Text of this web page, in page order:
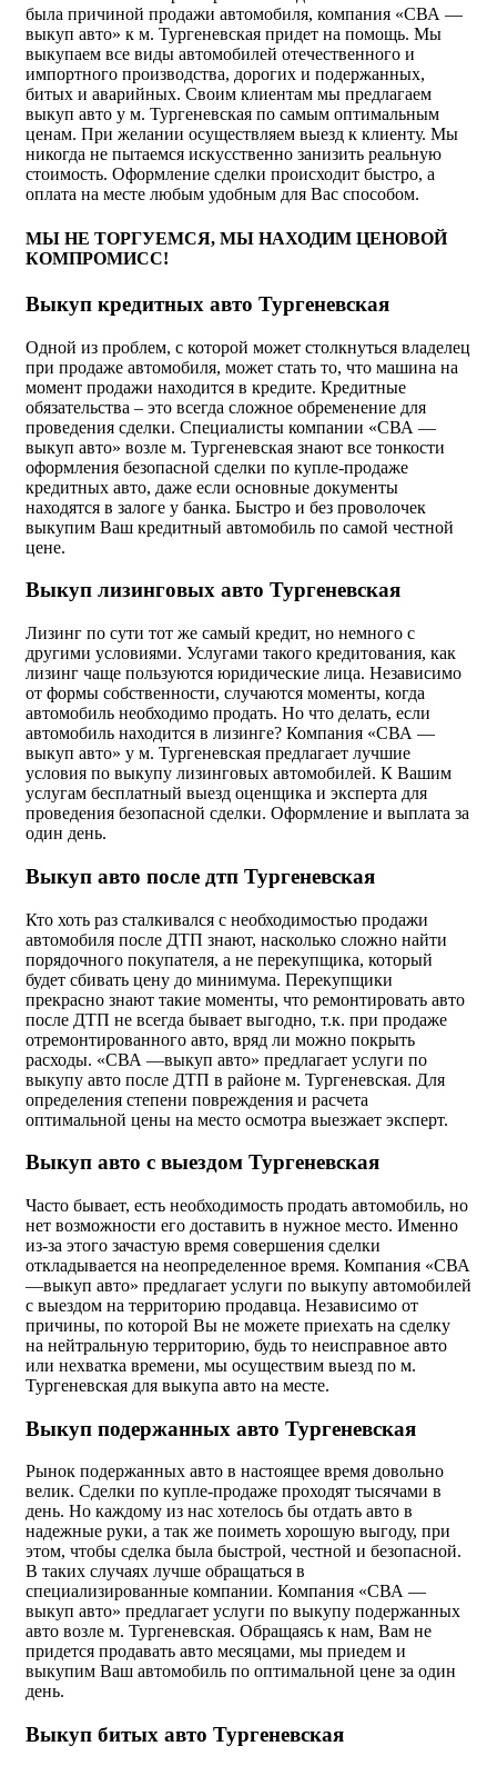
была причиной продажи автомобиля, компания «СВА —
выкуп авто» к м. Тургеневская придет на помощь. Мы
выкупаем все виды автомобилей отечественного и
импортного производства, дорогих и подержанных,
битых и аварийных. Своим клиентам мы предлагаем
выкуп авто у м. Тургеневская по самым оптимальным
ценам. При желании осуществляем выезд к клиенту. Мы
никогда не пытаемся искусственно занизить реальную
стоимость. Оформление сделки происходит быстро, а
оплата на месте любым удобным для Вас способом.
МЫ НЕ ТОРГУЕМСЯ, МЫ НАХОДИМ ЦЕНОВОЙ
КОМПРОМИСС!
Выкуп кредитных авто Тургеневская
Одной из проблем, с которой может столкнуться владелец
при продаже автомобиля, может стать то, что машина на
момент продажи находится в кредите. Кредитные
обязательства – это всегда сложное обременение для
проведения сделки. Специалисты компании «СВА —
выкуп авто» возле м. Тургеневская знают все тонкости
оформления безопасной сделки по купле-продаже
кредитных авто, даже если основные документы
находятся в залоге у банка. Быстро и без проволочек
выкупим Ваш кредитный автомобиль по самой честной
цене.
Выкуп лизинговых авто Тургеневская
Лизинг по сути тот же самый кредит, но немного с
другими условиями. Услугами такого кредитования, как
лизинг чаще пользуются юридические лица. Независимо
от формы собственности, случаются моменты, когда
автомобиль необходимо продать. Но что делать, если
автомобиль находится в лизинге? Компания «СВА —
выкуп авто» у м. Тургеневская предлагает лучшие
условия по выкупу лизинговых автомобилей. К Вашим
услугам бесплатный выезд оценщика и эксперта для
проведения безопасной сделки. Оформление и выплата за
один день.
Выкуп авто после дтп Тургеневская
Кто хоть раз сталкивался с необходимостью продажи
автомобиля после ДТП знают, насколько сложно найти
порядочного покупателя, а не перекупщика, который
будет сбивать цену до минимума. Перекупщики
прекрасно знают такие моменты, что ремонтировать авто
после ДТП не всегда бывает выгодно, т.к. при продаже
отремонтированного авто, вряд ли можно покрыть
расходы. «СВА —выкуп авто» предлагает услуги по
выкупу авто после ДТП в районе м. Тургеневская. Для
определения степени повреждения и расчета
оптимальной цены на место осмотра выезжает эксперт.
Выкуп авто с выездом Тургеневская
Часто бывает, есть необходимость продать автомобиль, но
нет возможности его доставить в нужное место. Именно
из-за этого зачастую время совершения сделки
откладывается на неопределенное время. Компания «СВА
—выкуп авто» предлагает услуги по выкупу автомобилей
с выездом на территорию продавца. Независимо от
причины, по которой Вы не можете приехать на сделку
на нейтральную территорию, будь то неисправное авто
или нехватка времени, мы осуществим выезд по м.
Тургеневская для выкупа авто на месте.
Выкуп подержанных авто Тургеневская
Рынок подержанных авто в настоящее время довольно
велик. Сделки по купле-продаже проходят тысячами в
день. Но каждому из нас хотелось бы отдать авто в
надежные руки, а так же поиметь хорошую выгоду, при
этом, чтобы сделка была быстрой, честной и безопасной.
В таких случаях лучше обращаться в
специализированные компании. Компания «СВА —
выкуп авто» предлагает услуги по выкупу подержанных
авто возле м. Тургеневская. Обращаясь к нам, Вам не
придется продавать авто месяцами, мы приедем и
выкупим Ваш автомобиль по оптимальной цене за один
день.
Выкуп битых авто Тургеневская